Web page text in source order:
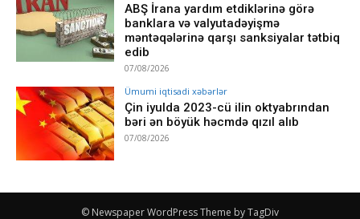
ABŞ İrana yardım etdiklərinə görə
banklara və valyutadəyişmə
məntəqələrinə qarşı sanksiyalar tətbiq
edib
07/08/2026
Ümumi iqtisadi xəbərlər
Çin iyulda 2023-cü ilin oktyabrından
bəri ən böyük həcmdə qızıl alıb
07/08/2026
© Newspaper WordPress Theme by TagDiv